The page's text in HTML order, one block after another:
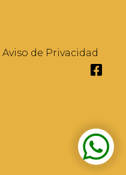
Aviso de Privacidad